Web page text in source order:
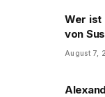
Wer ist
von
August 7,